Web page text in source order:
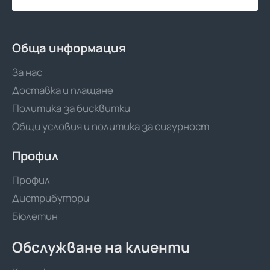
Обща информация
За нас
Доставка и плащане
Политика за бисквитки
Общи условия и политика за сигурност
Профил
Профил
Дистрибутори
Бюлетин
Обслужване на клиенти